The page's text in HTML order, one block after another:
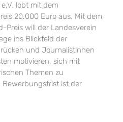
lobt mit dem
20.000 Euro aus. Mit dem
Preis will der Landesverein
ins Blickfeld der
und Journalistinnen
motivieren, sich mit
Themen zu
Bewerbungsfrist ist der